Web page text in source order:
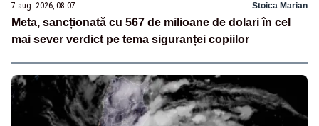
7 aug. 2026, 08:07 Stoica Marian
Meta, sancționată cu 567 de milioane de dolari în cel
mai sever verdict pe tema siguranței copiilor